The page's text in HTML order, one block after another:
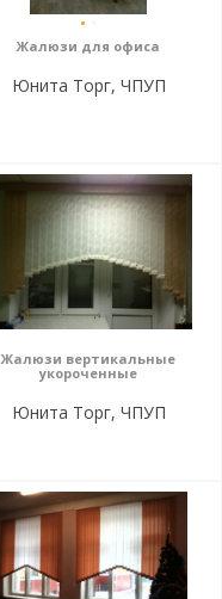
Жалюзи для офиса
Юнита Торг, ЧПУП
Жалюзи вертикальные
укороченные
Юнита Торг, ЧПУП